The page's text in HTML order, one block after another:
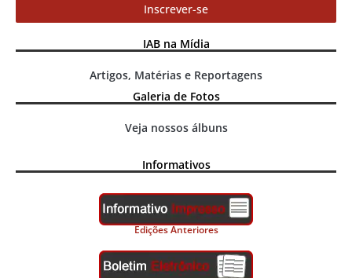
Inscrever-se
IAB na Mídia
Artigos, Matérias e Reportagens
Galeria de Fotos
Veja nossos álbuns
Informativos
Edições Anteriores